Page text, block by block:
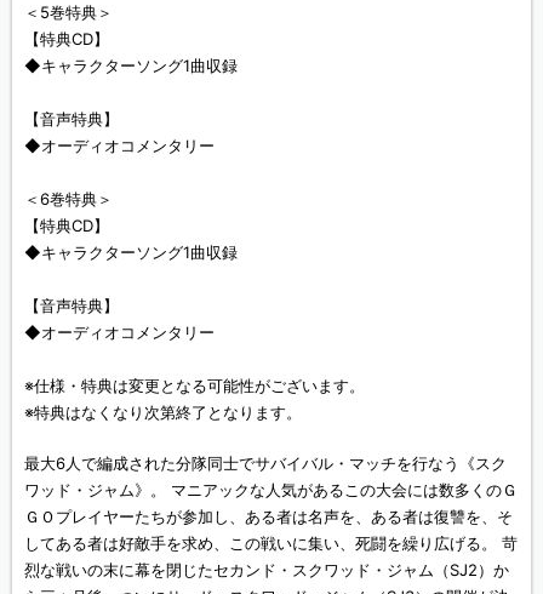
＜5巻特典＞
【特典CD】
◆キャラクターソング1曲収録
【音声特典】
◆オーディオコメンタリー
＜6巻特典＞
【特典CD】
◆キャラクターソング1曲収録
【音声特典】
◆オーディオコメンタリー
※仕様・特典は変更となる可能性がございます。
※特典はなくなり次第終了となります。
最大6人で編成された分隊同士でサバイバル・マッチを行なう《スク
ワッド・ジャム》。 マニアックな人気があるこの大会には数多くのＧ
ＧＯプレイヤーたちが参加し、ある者は名声を、ある者は復讐を、そ
してある者は好敵手を求め、この戦いに集い、死闘を繰り広げる。 苛
烈な戦いの末に幕を閉じたセカンド・スクワッド・ジャム（SJ2）か